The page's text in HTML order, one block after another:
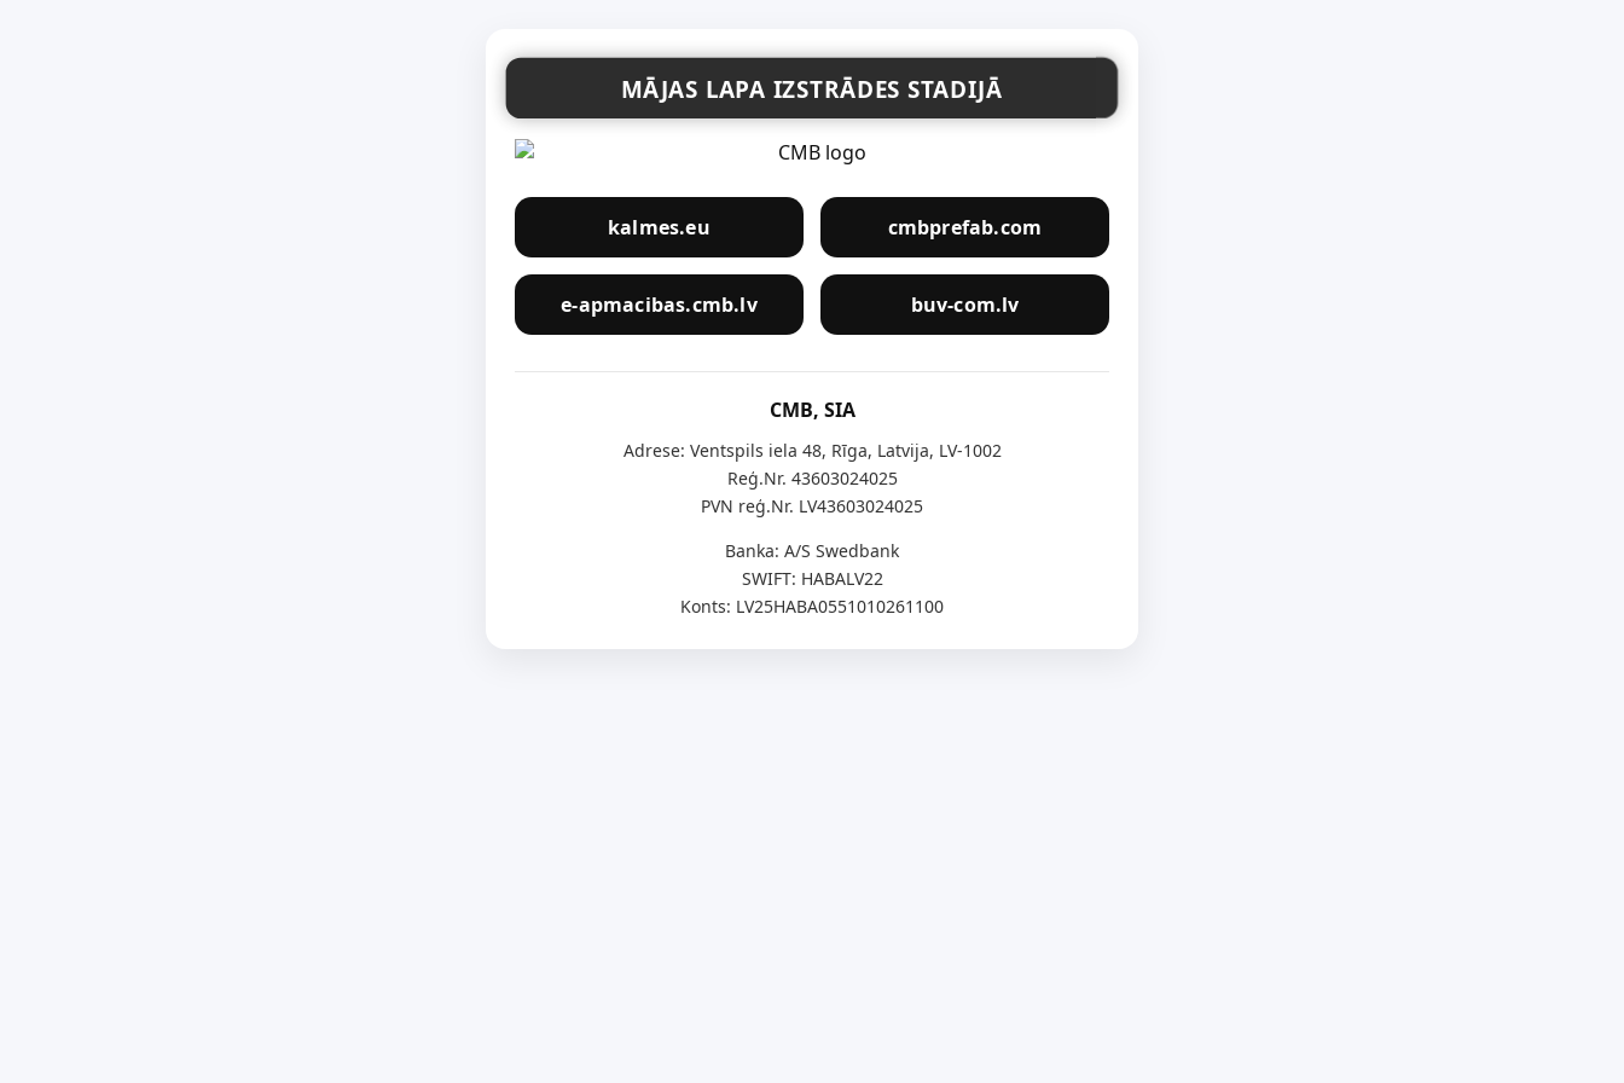
MĀJAS LAPA IZSTRĀDES STADIJĀ
kalmes.eu cmbprefab.com
e-apmacibas.cmb.lv buv-com.lv
CMB, SIA
Adrese: Ventspils iela 48, Rīga, Latvija, LV-1002
Reģ.Nr. 43603024025
PVN reģ.Nr. LV43603024025
Banka: A/S Swedbank
SWIFT: HABALV22
Konts: LV25HABA0551010261100